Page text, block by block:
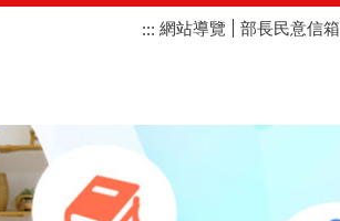
::: 網站導覽 部長民意信箱